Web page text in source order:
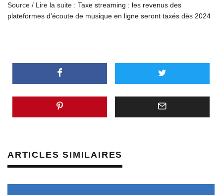
Source / Lire la suite : Taxe streaming : les revenus des
plateformes d’écoute de musique en ligne seront taxés dès 2024
ARTICLES SIMILAIRES